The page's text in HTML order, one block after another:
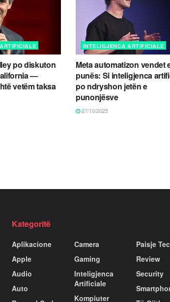
po diskuton
—
vetëm taksa
INTELIGJENCA ARTIFICIALE
Meta automatizon vendet
punës: Si inteligjenca
po ndryshon jetën e
punonjësve
27/10/2025
Kategoritë
Aplikacione
Apple
Audio
Auto
Camera
Gaming
Inteligjenca
Artificiale
Kompiuter
Paisje
Review
Security